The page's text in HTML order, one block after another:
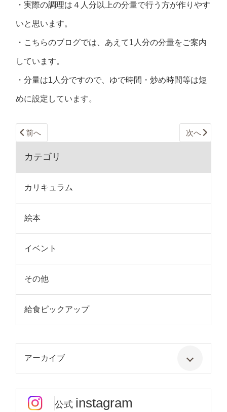
・実際の調理は４人分以上の分量で行う方が作りやす
いと思います。
・こちらのブログでは、あえて1人分の分量をご案内
しています。
・分量は1人分ですので、ゆで時間・炒め時間等は短
めに設定しています。
前へ 次へ
カテゴリ
カリキュラム
絵本
イベント
その他
給食ピックアップ
アーカイブ
公式 instagram